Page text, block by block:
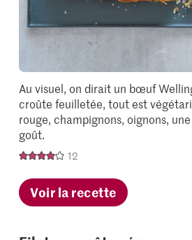
Au visuel, on dirait un bœuf
croûte feuilletée, tout est
rouge, champignons, oignons,
goût.
12
Voir la recette